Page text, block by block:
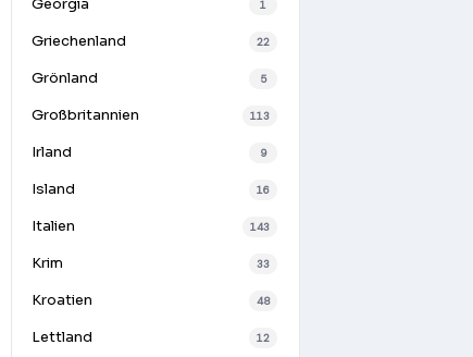
Georgia 1
Griechenland 22
Grönland 5
Großbritannien 113
Irland 9
Island 16
Italien 143
Krim 33
Kroatien 48
Lettland 12